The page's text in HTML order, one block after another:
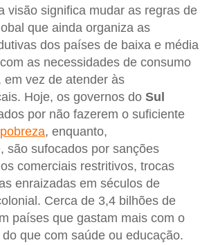
visão significa mudar as regras de
que ainda organiza as
dos países de baixa e média
as necessidades de consumo
em vez de atender às
Hoje, os governos do Sul
por não fazerem o suficiente
, enquanto,
são sufocados por sanções
comerciais restritivos, trocas
enraizadas em séculos de
Cerca de 3,4 bilhões de
países que gastam mais com o
que com saúde ou educação.